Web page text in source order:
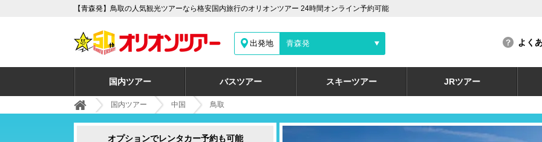
【青森発】鳥取の人気観光ツアーなら格安国内旅行のオリオンツアー 24時間オンライン予約可能
出発地 青森発 よく
国内ツアー バスツアー スキーツアー JRツアー
国内ツアー 中国 鳥取
オプションでレンタカー予約も可能